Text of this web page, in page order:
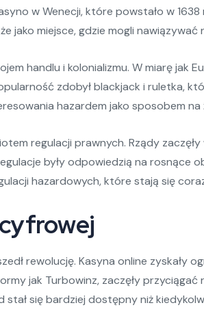
w Wenecji, które powstało w
jako miejsce, gdzie mogli
handlu i kolonializmu. W miarę
zdobył blackjack i ruletka,
hazardem jako sposobem
regulacji prawnych. Rządy
były odpowiedzią na rosnące
hazardowych, które stają się
rewolucję. Kasyna online zyskały
jak Turbowinz, zaczęły
się bardziej dostępny niż